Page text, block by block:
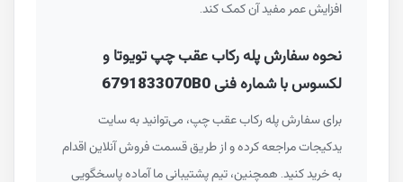
افزایش عمر مفید آن کمک کند.
نحوه سفارش پله رکاب عقب چپ تویوتا و
لکسوس با شماره فنی 6791833070B0
برای سفارش پله رکاب عقب چپ، می‌توانید به سایت
یدکیجات مراجعه کرده و از طریق قسمت فروش آنلاین اقدام
به خرید کنید. همچنین، تیم پشتیبانی ما آماده پاسخگویی